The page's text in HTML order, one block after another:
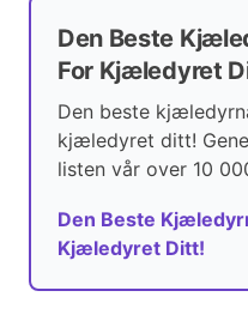
Den Beste
For Kjæledyret
Den beste
kjæledyret ditt!
listen vår over 10
Den Beste
Kjæledyret Ditt!